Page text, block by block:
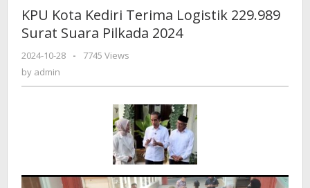
Terima
Logistik
2024
KPU Kota Kediri Terima Logistik 229.989
Surat Suara Pilkada 2024
2024-10-28
by
-
7745 Views
by admin